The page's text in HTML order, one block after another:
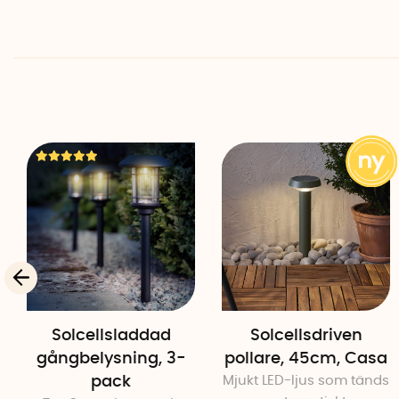
Solcellsladdad
gångbelysning, 3-
pack
Solcellsdriven
pollare, 45cm, Casa
Mjukt LED-ljus som tänds